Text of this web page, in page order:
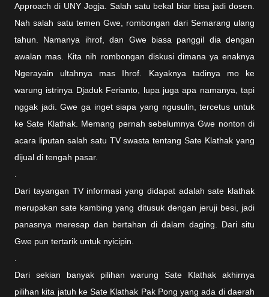
Approach di UNY Jogja. Salah satu bekal biar bisa jadi dosen.
Nah salah satu temen Gwe, rombongan dari Semarang ulang
tahun. Namanya ihrof, dan Gwe biasa panggil dia dengan
awalan mas. Kita nih rombongan diskusi dimana ya enaknya
Ngerayain ultahnya mas Ihrof. Kayaknya tadinya mo ke
warung istrinya Djaduk Ferianto, lupa juga apa namanya, tapi
nggak jadi. Gwe ga inget siapa yang ngusulin, tercetus untuk
ke Sate Klathak. Memang pernah sebelumnya Gwe nonton di
acara liputan salah satu TV swasta tentang Sate Klathak yang
dijual di tengah pasar.
Dari tayangan TV informasi yang didapat adalah sate klathak
merupakan sate kambing yang ditusuk dengan jeruji besi, jadi
panasnya meresap dan bertahan di dalam daging. Dari situ
Gwe pun tertarik untuk nyicipin.
Dari sekian banyak pilihan warung Sate Klathak akhirnya
pilihan kita jatuh ke Sate Klathak Pak Pong yang ada di daerah